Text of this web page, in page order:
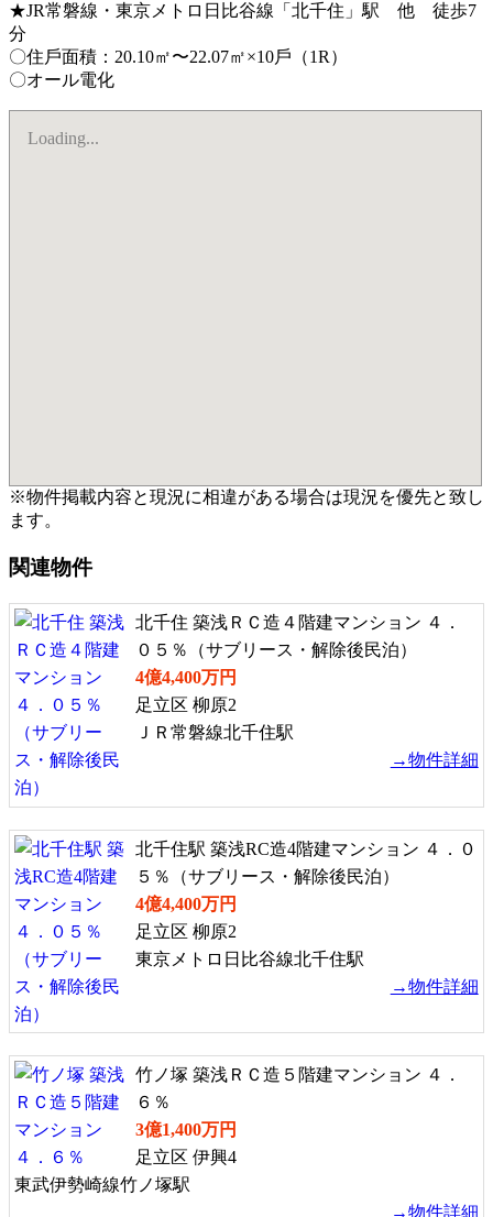
★JR常磐線・東京メトロ日比谷線「北千住」駅 他 徒歩7
分
〇住⼾面積：20.10㎡〜22.07㎡×10⼾（1R）
〇オール電化
Loading...
※物件掲載内容と現況に相違がある場合は現況を優先と致し
ます。
関連物件
北千住 築浅ＲＣ造４階建マンション ４．
０５％（サブリース・解除後民泊）
4億4,400万円
足立区 柳原2
ＪＲ常磐線北千住駅
→物件詳細
北千住駅 築浅RC造4階建マンション ４．０
５％（サブリース・解除後民泊）
4億4,400万円
足立区 柳原2
東京メトロ日比谷線北千住駅
→物件詳細
竹ノ塚 築浅ＲＣ造５階建マンション ４．
６％
3億1,400万円
足立区 伊興4
東武伊勢崎線竹ノ塚駅
→物件詳細